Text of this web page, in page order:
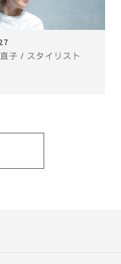
子 / スタイリスト